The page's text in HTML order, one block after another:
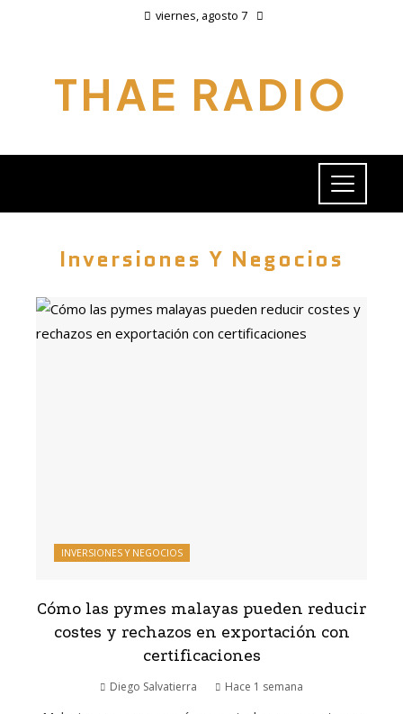
viernes, agosto 7
THAE RADIO
Inversiones Y Negocios
INVERSIONES Y NEGOCIOS
Cómo las pymes malayas pueden reducir
costes y rechazos en exportación con
certificaciones
Diego Salvatierra Hace 1 semana